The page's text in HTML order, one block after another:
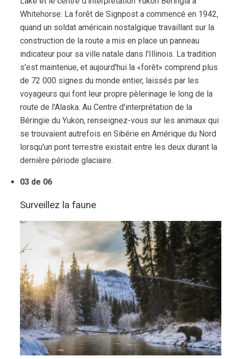
Whitehorse. La forêt de Signpost a commencé en 1942,
quand un soldat américain nostalgique travaillant sur la
construction de la route a mis en place un panneau
indicateur pour sa ville natale dans l'Illinois. La tradition
s'est maintenue, et aujourd'hui la «forêt» comprend plus
de 72 000 signes du monde entier, laissés par les
voyageurs qui font leur propre pèlerinage le long de la
route de l'Alaska. Au Centre d'interprétation de la
Béringie du Yukon, renseignez-vous sur les animaux qui
se trouvaient autrefois en Sibérie en Amérique du Nord
lorsqu'un pont terrestre existait entre les deux durant la
dernière période glaciaire.
03 de 06
Surveillez la faune